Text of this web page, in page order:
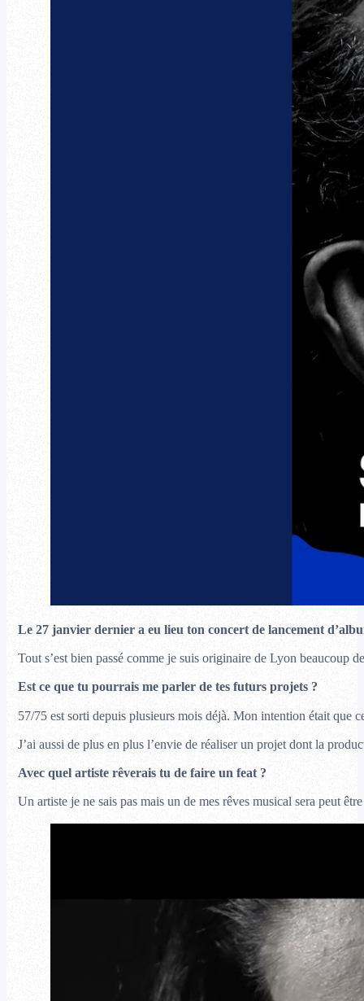
Le 27 janvier dernier a eu lieu ton concert de lancement
Tout s’est bien passé comme je suis originaire de Lyon beaucoup
Est ce que tu pourrais me parler de tes futurs projets ?
57/75 est sorti depuis plusieurs mois déjà. Mon intention était que
J’ai aussi de plus en plus l’envie de réaliser un projet dont la
Avec quel artiste rêverais tu de faire un feat ?
Un artiste je ne sais pas mais un de mes rêves musical sera peut